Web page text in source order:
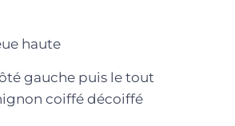
haute
gauche puis le tout
coiffé décoiffé